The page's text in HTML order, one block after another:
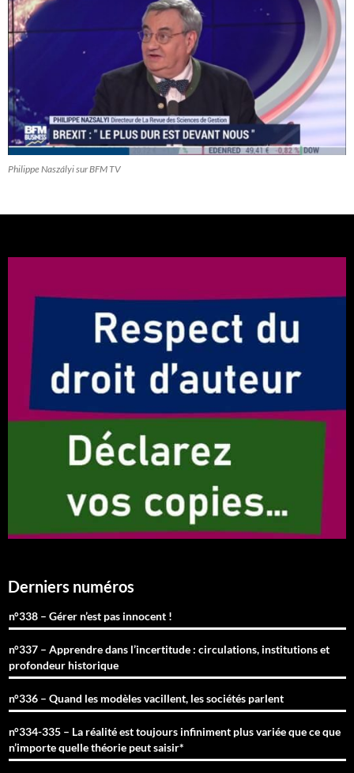
Philippe Naszályi sur BFM TV
Derniers numéros
n°338 – Gérer n’est pas innocent !
n°337 – Apprendre dans l’incertitude : circulations, institutions et
profondeur historique
n°336 – Quand les modèles vacillent, les sociétés parlent
n°334-335 – La réalité est toujours infiniment plus variée que ce que
n’importe quelle théorie peut saisir*